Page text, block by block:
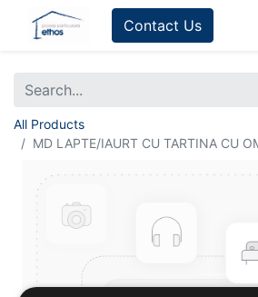
Contact Us
All Products
MD LAPTE/IAURT CU TARTINA CU